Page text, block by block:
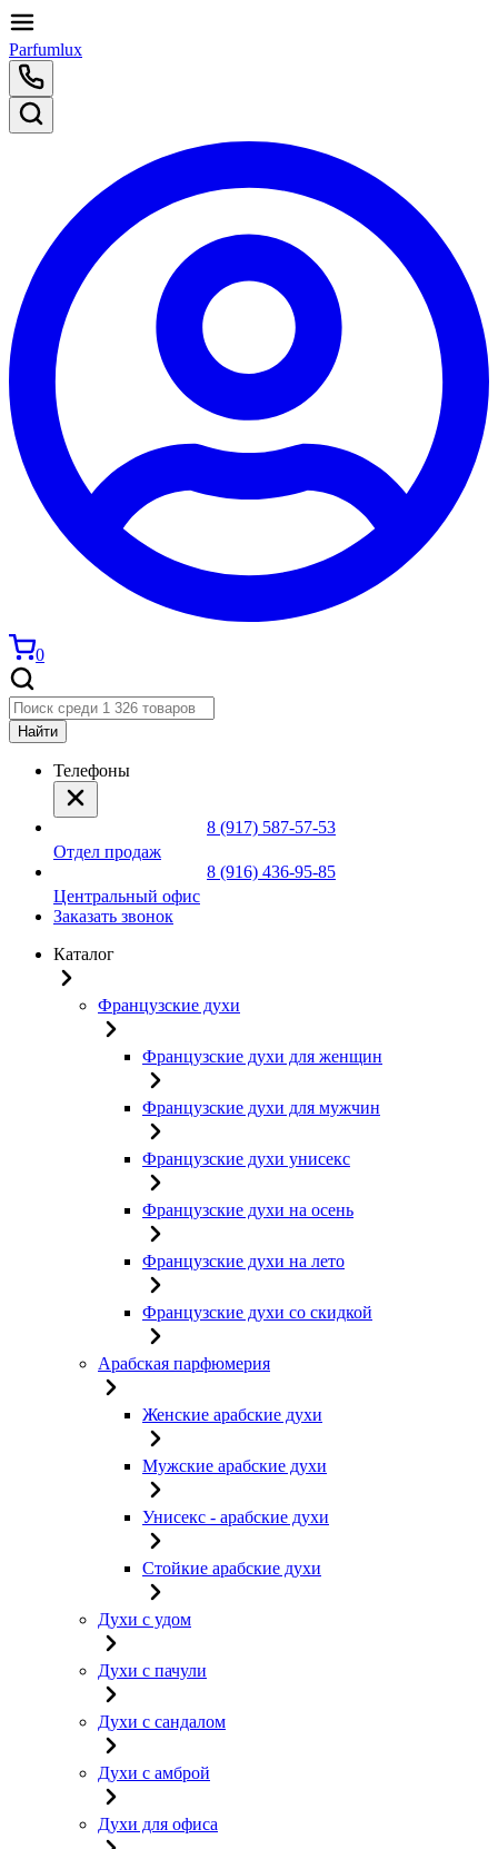
Parfumlux
0
Найти
Телефоны
8 (917) 587-57-53
Отдел продаж
8 (916) 436-95-85
Центральный офис
Заказать звонок
Каталог
Французские духи
Французские духи для женщин
Французские духи для мужчин
Французские духи унисекс
Французские духи на осень
Французские духи на лето
Французские духи со скидкой
Арабская парфюмерия
Женские арабские духи
Мужские арабские духи
Унисекс - арабские духи
Стойкие арабские духи
Духи с удом
Духи с пачули
Духи с сандалом
Духи с амброй
Духи для офиса